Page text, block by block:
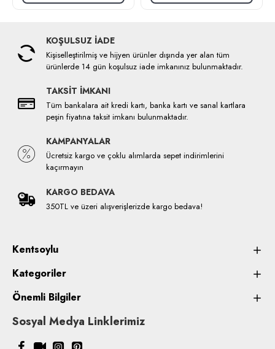
KOŞULSUZ İADE
Kişiselleştirilmiş ve hijyen ürünler dışında yer alan tüm
ürünlerde 14 gün koşulsuz iade imkanınız bulunmaktadır.
TAKSİT İMKANI
Tüm bankalara ait kredi kartı, banka kartı ve sanal kartlara
peşin fiyatına taksit imkanı bulunmaktadır.
KAMPANYALAR
Ücretsiz kargo ve çoklu alımlarda sepet indirimlerini
kaçırmayın
KARGO BEDAVA
350TL ve üzeri alışverişlerizde kargo bedava!
Kentsoylu
Kategoriler
Önemli Bilgiler
Sosyal Medya Linklerimiz